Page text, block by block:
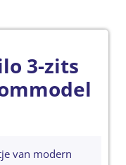
3-zits
van modern